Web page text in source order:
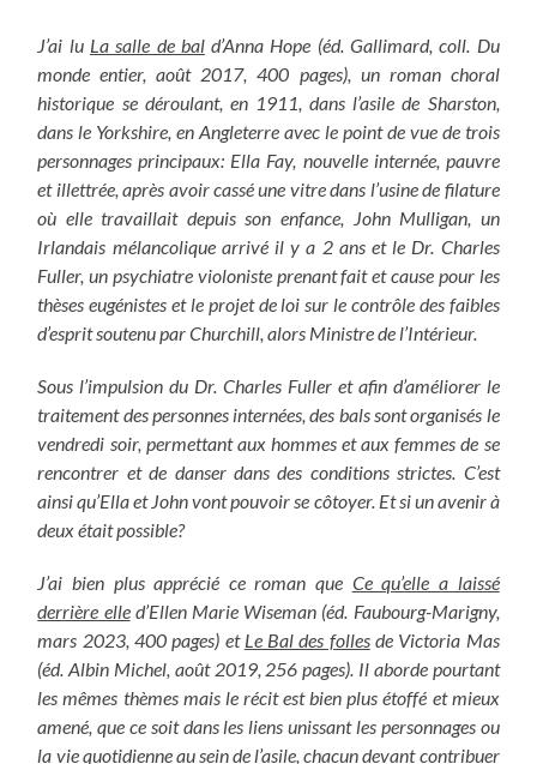
J’ai lu La salle de bald’Anna Hope (éd. Gallimard, coll. Du
monde entier, août 2017, 400 pages), un roman choral
historique se déroulant, en 1911, dans l’asile de Sharston,
dans le Yorkshire, en Angleterre avec le point de vue de trois
personnages principaux: Ella Fay, nouvelle internée, pauvre
et illettrée, après avoir cassé une vitre dans l’usine de filature
où elle travaillait depuis son enfance, John Mulligan, un
Irlandais mélancolique arrivé il y a 2 ans et le Dr. Charles
Fuller, un psychiatre violoniste prenant fait et cause pour les
thèses eugénistes et le projet de loi sur le contrôle des faibles
d’esprit soutenu par Churchill, alors Ministre de l’Intérieur.
Sous l’impulsion du Dr. Charles Fuller et afin d’améliorer le
traitement des personnes internées, des bals sont organisés le
vendredi soir, permettant aux hommes et aux femmes de se
rencontrer et de danser dans des conditions strictes. C’est
ainsi qu’Ella et John vont pouvoir se côtoyer. Et si un avenir à
deux était possible?
J’ai bien plus apprécié ce roman que Ce qu’elle a laissé
derrière elled’Ellen Marie Wiseman (éd. Faubourg-Marigny,
mars 2023, 400 pages) et Le Bal des follesde Victoria Mas
(éd. Albin Michel, août 2019, 256 pages). Il aborde pourtant
les mêmes thèmes mais le récit est bien plus étoffé et mieux
amené, que ce soit dans les liens unissant les personnages ou
la vie quotidienne au sein de l’asile, chacun devant contribuer